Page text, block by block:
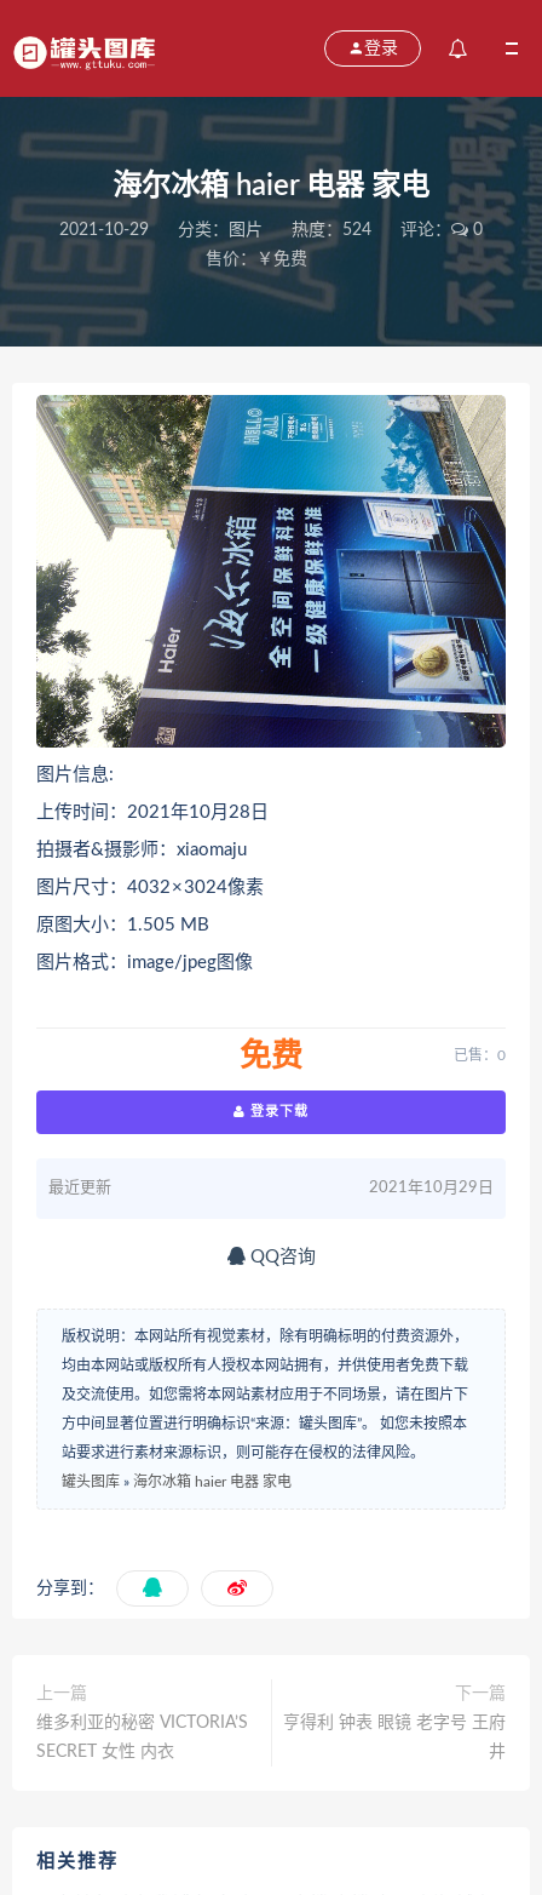
登录
海尔冰箱 haier 电器 家电
2021-10-29 分类： 图片 热度：524 评论：
0
售价：￥免费
图片信息:
上传时间：2021年10月28日
拍摄者&摄影师：xiaomaju
图片尺寸：4032 × 3024像素
原图大小：1.505 MB
图片格式：image/jpeg图像
免费 已售：0
登录下载
最近更新 2021年10月29日
QQ咨询
版权说明：本网站所有视觉素材，除有明确标明的付费资源外，
均由本网站或版权所有人授权本网站拥有，并供使用者免费下载
及交流使用。如您需将本网站素材应用于不同场景，请在图片下
方中间显著位置进行明确标识“来源：罐头图库”。 如您未按照本
站要求进行素材来源标识，则可能存在侵权的法律风险。
罐头图库 » 海尔冰箱 haier 电器 家电
分享到：
上一篇
维多利亚的秘密 VICTORIA’S
SECRET 女性 内衣
下一篇
亨得利 钟表 眼镜 老字号 王府
井
相关推荐